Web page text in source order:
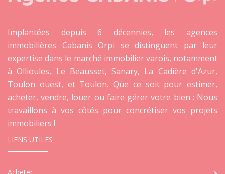
Implantées depuis 6 décennies, les agences
immobilières Cabanis Orpi se distinguent par leur
expertise dans le marché immobilier varois, notamment
à Ollioules, Le Beausset, Sanary, La Cadière d'Azur,
Toulon ouest, et Toulon. Que ce soit pour estimer,
acheter, vendre, louer ou faire gérer votre bien : Nous
travaillons à vos côtés pour concrétiser vos projets
immobiliers !
LIENS UTILES